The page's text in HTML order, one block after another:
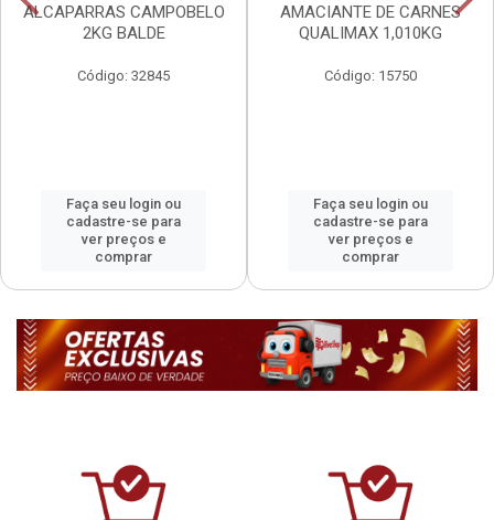
ALCAPARRAS CAMPOBELO
2KG BALDE
Código: 32845
Faça seu login ou
cadastre-se para
ver preços e
comprar
AMACIANTE DE CARNES
QUALIMAX 1,010KG
Código: 15750
Faça seu login ou
cadastre-se para
ver preços e
comprar